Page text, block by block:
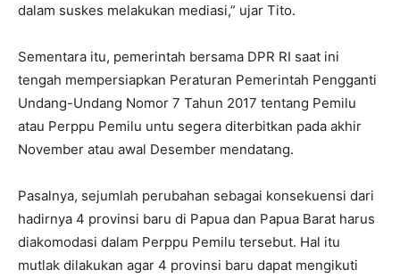
dalam suskes melakukan mediasi,” ujar Tito.
Sementara itu, pemerintah bersama DPR RI saat ini
tengah mempersiapkan Peraturan Pemerintah Pengganti
Undang-Undang Nomor 7 Tahun 2017 tentang Pemilu
atau Perppu Pemilu untu segera diterbitkan pada akhir
November atau awal Desember mendatang.
Pasalnya, sejumlah perubahan sebagai konsekuensi dari
hadirnya 4 provinsi baru di Papua dan Papua Barat harus
diakomodasi dalam Perppu Pemilu tersebut. Hal itu
mutlak dilakukan agar 4 provinsi baru dapat mengikuti